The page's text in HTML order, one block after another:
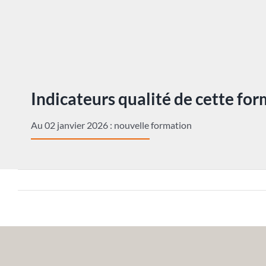
Indicateurs qualité de cette
Au 02 janvier 2026 : nouvelle formation